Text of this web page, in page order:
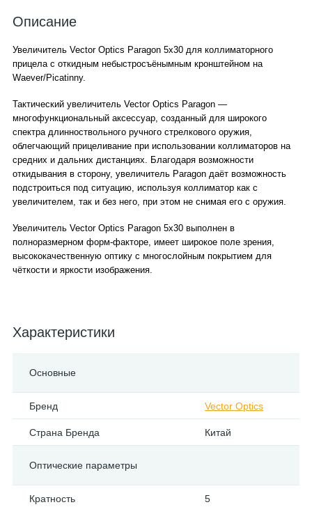
Описание
Увеличитель Vector Optics Paragon 5x30 для коллиматорного
прицела с откидным небыстросъёнымным кронштейном на
Waever/Picatinny.
Тактический увеличитель Vector Optics Paragon —
многофункциональный аксессуар, созданный для широкого
спектра длинноствольного ручного стрелкового оружия,
облегчающий прицеливание при использовании коллиматоров на
средних и дальних дистанциях. Благодаря возможности
откидывания в сторону, увеличитель Paragon даёт возможность
подстроиться под ситуацию, используя коллиматор как с
увеличителем, так и без него, при этом не снимая его с оружия.
Увеличитель Vector Optics Paragon 5x30 выполнен в
полноразмерном форм-факторе, имеет широкое поле зрения,
высококачественную оптику с многослойным покрытием для
чёткости и яркости изображения.
Характеристики
Основные
Бренд Vector Optics
Страна Бренда Китай
Оптические параметры
Кратность 5